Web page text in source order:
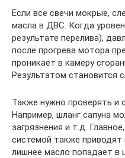
Если все свечи мокрые,
масла в ДВС. Когда
результате перелива),
после прогрева мотора
проникает в камеру
Результатом становится
Также нужно проверять и
Например, шланг сапуна
загрязнения и т.д.
системой также приводят
лишнее масло попадает в